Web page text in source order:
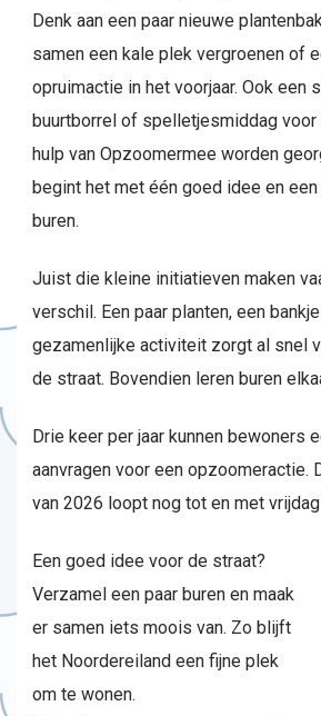
Denk aan een paar nieuwe
samen een kale plek vergroenen of
opruimactie in het voorjaar. Ook een
buurtborrel of spelletjesmiddag voor
hulp van Opzoomermee worden
begint het met één goed idee en
buren.
Juist die kleine initiatieven maken
verschil. Een paar planten, een
gezamenlijke activiteit zorgt al snel
de straat. Bovendien leren buren
Drie keer per jaar kunnen bewoners
aanvragen voor een opzoomeractie.
van 2026 loopt nog tot en met
Een goed idee voor de straat?
Verzamel een paar buren en maak
er samen iets moois van. Zo blijft
het Noordereiland een fijne plek
om te wonen.